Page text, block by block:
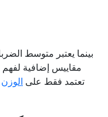
بينما يعتبر متوسط
مقاييس إضافية لفهم
تعتمد فقط على الوزن